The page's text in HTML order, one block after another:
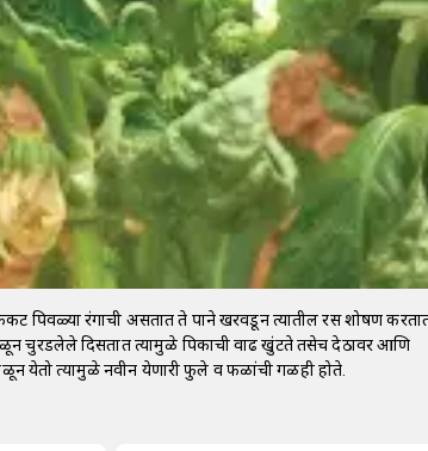
पिवळ्या रंगाची असतात ते पाने खरवडून त्यातील रस शोषण
चुरडलेले दिसतात त्यामुळे पिकाची वाढ खुंटते तसेच देठावर आणि
येतो त्यामुळे नवीन येणारी फुले व फळांची गळही होते.